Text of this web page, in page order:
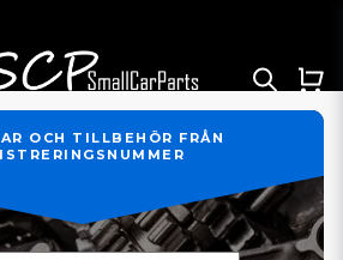
OCH TILLBEHÖR FRÅN